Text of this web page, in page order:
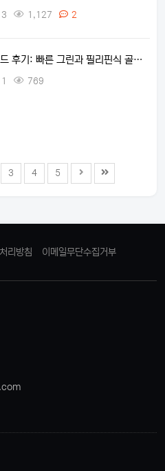
1,127 2
후기: 빠른 그린과 필리핀식 골…
769
3 4 5
리방침 이메일무단수집거부